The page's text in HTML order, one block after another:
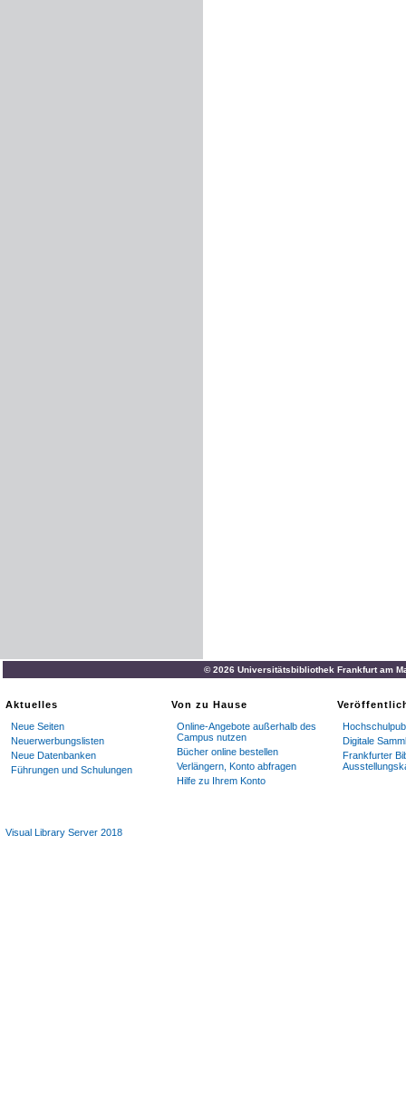
© 2026 Universitätsbibliothek Frankfurt am
Aktuelles
Neue Seiten
Neuerwerbungslisten
Neue Datenbanken
Führungen und Schulungen
Von zu Hause
Online-Angebote außerhalb des
Campus nutzen
Bücher online bestellen
Verlängern, Konto abfragen
Hilfe zu Ihrem Konto
Digitale
Frankfurter
Visual Library Server 2018